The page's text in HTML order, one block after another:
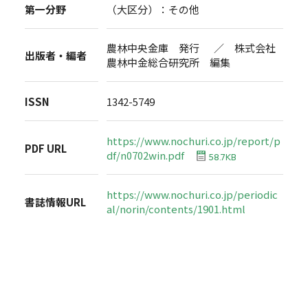
第一分野 （大区分）：その他
出版者・編者
農林中央金庫 発行 ／ 株式会社
農林中金総合研究所 編集
ISSN 1342-5749
PDF URL
https://www.nochuri.co.jp/report/p
df/n0702win.pdf
58.7KB
書誌情報URL
https://www.nochuri.co.jp/periodic
al/norin/contents/1901.html